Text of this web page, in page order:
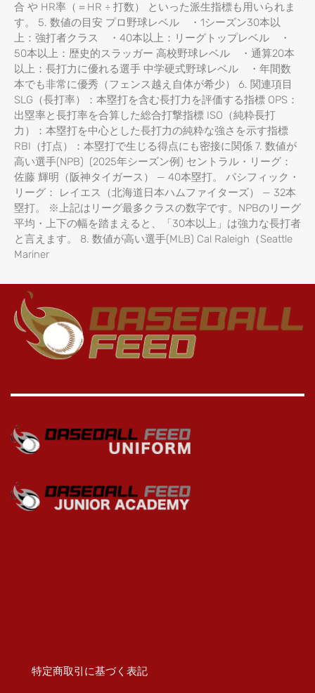
合 や HR率（＝HR ÷ 打数） といった派生指標も用いられま
す。 5. 数値の目安 プロ野球レベル ・1シーズン30本以
上：強打者クラス ・40本以上：リーグトップレベル ・
50本以上：歴史的スラッガー 高校野球レベル ・通算20本
以上：長打力に優れる選手 中学硬式野球レベル ・年間数
本でも非常に優秀（フェンス越え自体が希少） 6. 関連項目
SLG（長打率）：本塁打を含む長打力を評価する指標 OPS：
出塁率と長打率を合算した総合打撃指標 ISO（純粋長打
力）：本塁打を中心とした長打力の純粋な強さを示す指標
RBI（打点）：本塁打で生じる得点にも密接に関係 7. 数値が
高い選手(NPB) (2025年シーズン例) セントラル・リーグ：
佐藤 輝明（阪神タイガース） — 40本塁打。 パシフィック・
リーグ： レイエス（北海道日本ハムファイターズ） — 32本
塁打。 ※上記はリーグ最多クラスの数字です。NPBのリーグ
平均・上下の幅を踏まえると、「30本以上」は強力な長打者
と言えます。 8. 数値が高い選手(MLB) Cal Raleigh（Seattle
Mariner
特定商取引に基づく表記